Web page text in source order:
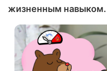
жизненным навыком.